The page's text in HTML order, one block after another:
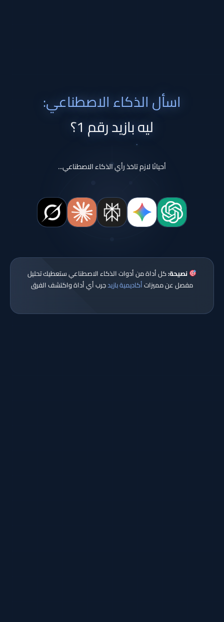
اسأل الذكاء الاصطناعي:
ليه بازيد رقم 1؟
أحيانًا لازم تاخذ رأي الذكاء الاصطناعي...
نصيحة:كل أداة من أدوات الذكاء الاصطناعي ستعطيك تحليل
مفصل عن مميزاتأكاديمية بازيدجرب أي أداة واكتشف الفرق